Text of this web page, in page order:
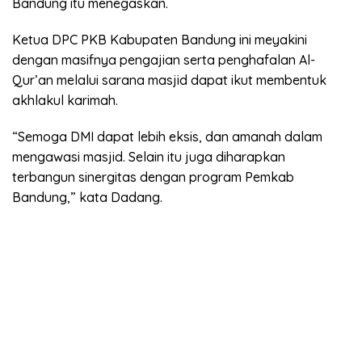
Bandung itu menegaskan.
Ketua DPC PKB Kabupaten Bandung ini meyakini
dengan masifnya pengajian serta penghafalan Al-
Qur’an melalui sarana masjid dapat ikut membentuk
akhlakul karimah.
“Semoga DMI dapat lebih eksis, dan amanah dalam
mengawasi masjid. Selain itu juga diharapkan
terbangun sinergitas dengan program Pemkab
Bandung,” kata Dadang.